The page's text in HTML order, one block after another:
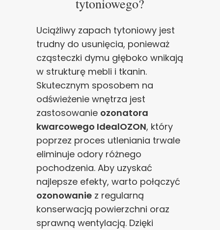
tytoniowego?
Uciążliwy zapach tytoniowy jest
trudny do usunięcia, ponieważ
cząsteczki dymu głęboko wnikają
w strukturę mebli i tkanin.
Skutecznym sposobem na
odświeżenie wnętrza jest
zastosowanie ozonatora
kwarcowego IdealOZON, który
poprzez proces utleniania trwale
eliminuje odory różnego
pochodzenia. Aby uzyskać
najlepsze efekty, warto połączyć
ozonowanie z regularną
konserwacją powierzchni oraz
sprawną wentylacją. Dzięki